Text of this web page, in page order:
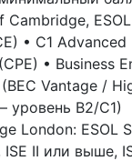
Cambridge,
• C1 Advanced
• Business
Vantage /
уровень B2/C1)
London: ESOL
ISE II или выше,